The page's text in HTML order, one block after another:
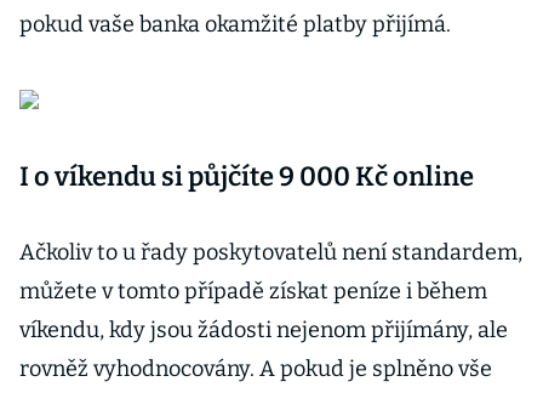
pokud vaše banka okamžité platby přijímá.
I o víkendu si půjčíte 9 000 Kč online
Ačkoliv to u řady poskytovatelů není standardem,
můžete v tomto případě získat peníze i během
víkendu, kdy jsou žádosti nejenom přijímány, ale
rovněž vyhodnocovány. A pokud je splněno vše